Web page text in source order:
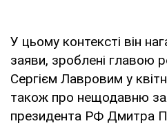
У цьому контексті він
заяви, зроблені главою
Сергієм Лавровим у
також про нещодавню
президента РФ Дмитра